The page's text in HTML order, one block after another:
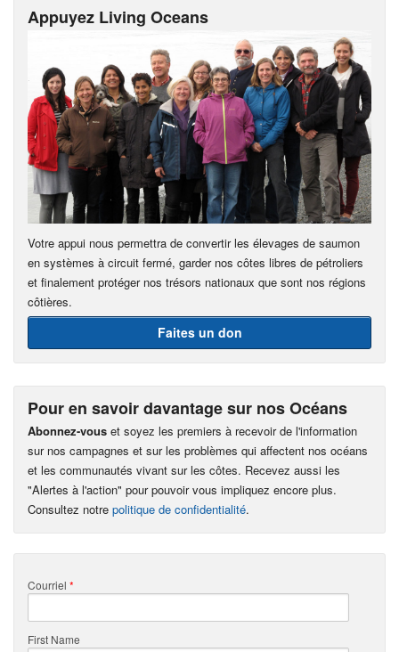
Appuyez Living Oceans
Votre appui nous permettra de convertir les élevages de saumon
en systèmes à circuit fermé, garder nos côtes libres de pétroliers
et finalement protéger nos trésors nationaux que sont nos régions
côtières.
Faites un don
Pour en savoir davantage sur nos Océans
Abonnez-vous et soyez les premiers à recevoir de l'information
sur nos campagnes et sur les problèmes qui affectent nos océans
et les communautés vivant sur les côtes. Recevez aussi les
"Alertes à l'action" pour pouvoir vous impliquez encore plus.
Consultez notre politique de confidentialité.
Courriel *
First Name